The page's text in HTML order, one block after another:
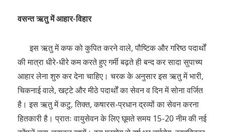
वसन्त ऋतु में आहार-विहार
इस ऋतु में कफ को कुपित करने वाले, पौष्टिक और गरिष्ठ पदार्थों
की मात्रा धीरे-धीरे कम करते हुए गर्मी बढ़ते ही बन्द कर सादा सुपाच्य
आहार लेना शुरु कर देना चाहिए। चरक के अनुसार इस ऋतु में भारी,
चिकनाई वाले, खट्टे और मीठे पदार्थों का सेवन व दिन में सोना वर्जित
है। इस ऋतु में कटु, तिक्त, कषारस-प्रधान द्रव्यों का सेवन करना
हितकारी है। प्रातः वायुसेवन के लिए घूमते समय 15-20 नीम की नई